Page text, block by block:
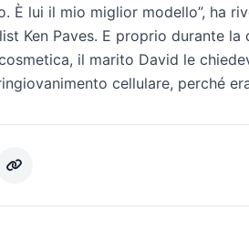
È lui il mio miglior modello”, ha
Ken Paves. E proprio durante
il marito David le
cellulare, perché